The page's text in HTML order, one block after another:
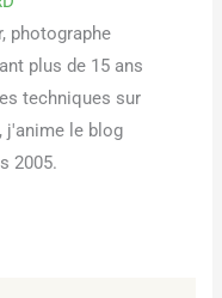
photographe
plus de 15 ans
techniques sur
j'anime le blog
2005.